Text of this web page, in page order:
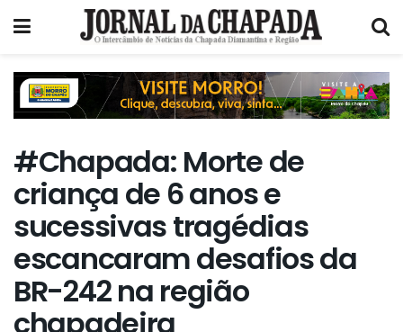
#Chapada: Morte de
criança de 6 anos e
sucessivas tragédias
escancaram desafios da
BR-242 na região
chapadeira